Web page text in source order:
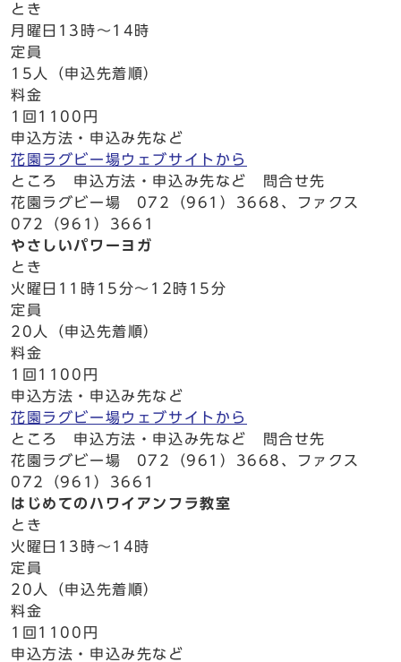
とき
月曜日13時～14時
定員
15人（申込先着順）
料金
1回1100円
申込方法・申込み先など
花園ラグビー場ウェブサイトから
ところ 申込方法・申込み先など 問合せ先
花園ラグビー場 072（961）3668、ファクス
072（961）3661
やさしいパワーヨガ
とき
火曜日11時15分～12時15分
定員
20人（申込先着順）
料金
1回1100円
申込方法・申込み先など
花園ラグビー場ウェブサイトから
ところ 申込方法・申込み先など 問合せ先
花園ラグビー場 072（961）3668、ファクス
072（961）3661
はじめてのハワイアンフラ教室
とき
火曜日13時～14時
定員
20人（申込先着順）
料金
1回1100円
申込方法・申込み先など